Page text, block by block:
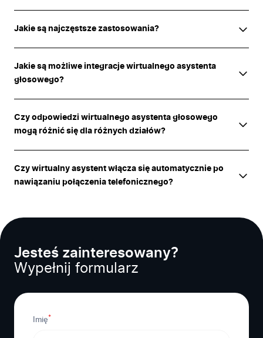
Jakie są najczęstsze zastosowania?
Jakie są możliwe integracje wirtualnego asystenta
głosowego?
Czy odpowiedzi wirtualnego asystenta głosowego
mogą różnić się dla różnych działów?
Czy wirtualny asystent włącza się automatycznie po
nawiązaniu połączenia telefonicznego?
Jesteś zainteresowany?
Wypełnij formularz
Imię*